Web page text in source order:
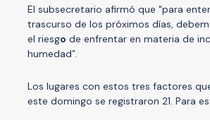
El subsecretario afirmó que "para
trascurso de los próximos días,
el riesgo de enfrentar en materia de
humedad”.
Los lugares con estos tres factores
este domingo se registraron 21. Para